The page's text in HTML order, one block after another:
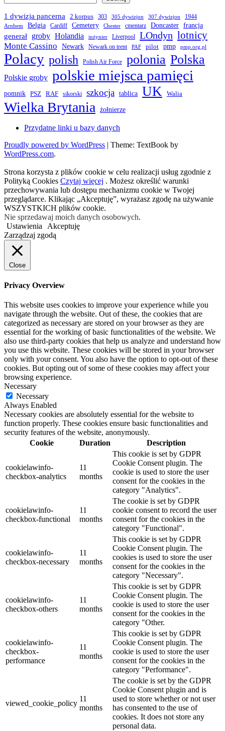
1 dywizja pancerna 2 korpus 303 305 dywizjon 307 dywizjon 1944
Arnhem Belgia Cardiff Cemetery Chester cmentarz Doncaster francja
generał
groby Holandia inżynier Liverpool LOndyn lotnicy
Monte Cassino Newark Newark on trent PAF pilot pmp pmp.org.pl
Polacy polish Polish Air Force polonia Polska
Polskie groby polskie miejsca pamięci
pomnik PSZ RAF sikorski szkocja tablica UK Walia
Wielka Brytania żołnierze
Przydatne linki u bazy danych
Proudly powered by WordPress | Theme: TextBook by
WordPress.com.
Strona korzysta z plików cookie w celu realizacji usług zgodnie z
Polityką Cookies Czytaj więcej . Możesz określić warunki
przechowywania lub dostępu mechanizmu cookie w Twojej
przeglądarce. Klikając „Akceptuję”, wyrażasz zgodę na używanie
WSZYSTKICH plików cookie.
Nie sprzedawaj moich danych osobowych.
Ustawienia
Akceptuję
Zarządzaj zgodą
Close
Privacy Overview
This website uses cookies to improve your experience while you
navigate through the website. Out of these, the cookies that are
categorized as necessary are stored on your browser as they are
essential for the working of basic functionalities of the website. We
also use third-party cookies that help us analyze and understand how
you use this website. These cookies will be stored in your browser
only with your consent. You also have the option to opt-out of these
cookies. But opting out of some of these cookies may affect your
browsing experience.
Necessary
Necessary
Always Enabled
Necessary cookies are absolutely essential for the website to
function properly. These cookies ensure basic functionalities and
security features of the website, anonymously.
Cookie
Duration Description
cookielawinfo-
checkbox-analytics
11
months
This cookie is set by GDPR
Cookie Consent plugin. The
cookie is used to store the user
consent for the cookies in the
category "Analytics".
cookielawinfo-
checkbox-functional
11
months
The cookie is set by GDPR
cookie consent to record the user
consent for the cookies in the
category "Functional".
cookielawinfo-
checkbox-necessary
11
months
This cookie is set by GDPR
Cookie Consent plugin. The
cookies is used to store the user
consent for the cookies in the
category "Necessary".
cookielawinfo-
checkbox-others
11
months
This cookie is set by GDPR
Cookie Consent plugin. The
cookie is used to store the user
consent for the cookies in the
category "Other.
cookielawinfo-
checkbox-
performance
11
months
This cookie is set by GDPR
Cookie Consent plugin. The
cookie is used to store the user
consent for the cookies in the
category "Performance".
viewed_cookie_policy
11
months
The cookie is set by the GDPR
Cookie Consent plugin and is
used to store whether or not user
has consented to the use of
cookies. It does not store any
personal data.